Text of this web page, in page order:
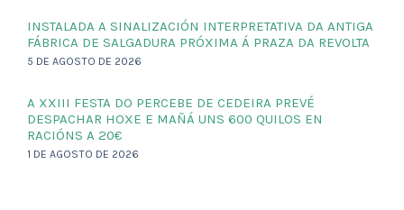
INSTALADA A SINALIZACIÓN INTERPRETATIVA DA ANTIGA
FÁBRICA DE SALGADURA PRÓXIMA Á PRAZA DA REVOLTA
5 DE AGOSTO DE 2026
A XXIII FESTA DO PERCEBE DE CEDEIRA PREVÉ
DESPACHAR HOXE E MAÑÁ UNS 600 QUILOS EN
RACIÓNS A 20€
1 DE AGOSTO DE 2026